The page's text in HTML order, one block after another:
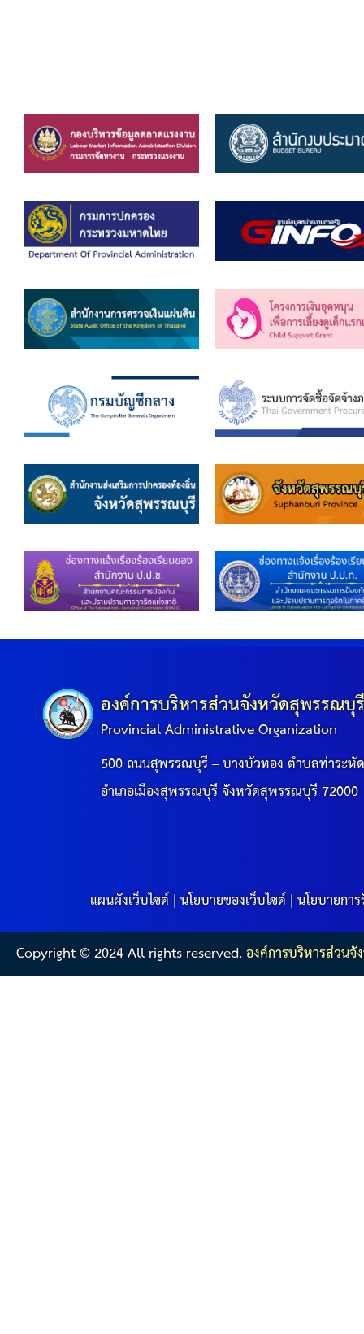
ITA : การประเมินคุณธรรมและความโปร่งใสในการ
ข้อระเบียบและกฎหมาย
แผนพัฒนาท้องถิ่น ของอบจ.สุพรรณบุรี
ข้อบัญญัติอื่นๆ ของ อบจ.สุพรรณบุรี
รายงานการประชุมสภา อบจ.สุพรรณบุรี
รายงานรายรับรายจ่าย อบจ.สุพรรณบุรี
รายงานการติดตามและประเมินผลแผนพัฒนาท้องถิ่
สรุปผลการประเมินความพึงพอใจ
ระบบสืบค้นข้อมูล ประกาศ ก.จ.จ. สุพรรณบุรี (พ.ศ
Document
คลินิกเซ็นเตอร์
แบบฟอร์มบริหารงานบุคคล
ศูนย์อำนวยการการเลือกตั้ง สมาชิกสภาและนายก
งานแผนการบริหารจัดการความเสี่ยงของ อบจ.สุพร
องค์การบริหารส่วนจังหวัดสุพรรณบุ
Provincial Administrative Organization
500 ถนนสุพรรณบุรี – บางบัวทอง ตำบลท่าระหั
อำเภอเมืองสุพรรณบุรี จังหวัดสุพรรณบุรี 72000
แผนผังเว็บไซต์|นโยบายของเว็บไซต์|นโยบายกา
Copyright © 2024 All rights reserved.องค์การบริหารส่วน